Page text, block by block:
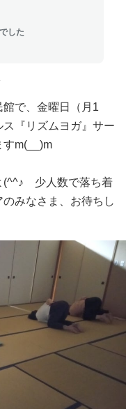
した
で、金曜日（月1
『リズムヨガ』サー
すm(__)m
(^^♪ 少人数で落ち着
みなさま、お待ちし